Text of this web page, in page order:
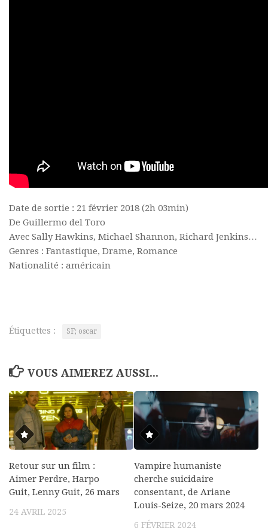
Date de sortie : 21 février 2018 (2h 03min)
De Guillermo del Toro
Avec Sally Hawkins, Michael Shannon, Richard Jenkins…
Genres : Fantastique, Drame, Romance
Nationalité : américain
Étiquettes : SF; oscar
VOUS AIMEREZ AUSSI...
Retour sur un film :
Aimer Perdre, Harpo
Guit, Lenny Guit, 26 mars
24 AVRIL 2025
Vampire humaniste
cherche suicidaire
consentant, de Ariane
Louis-Seize, 20 mars 2024
6 FÉVRIER 2024